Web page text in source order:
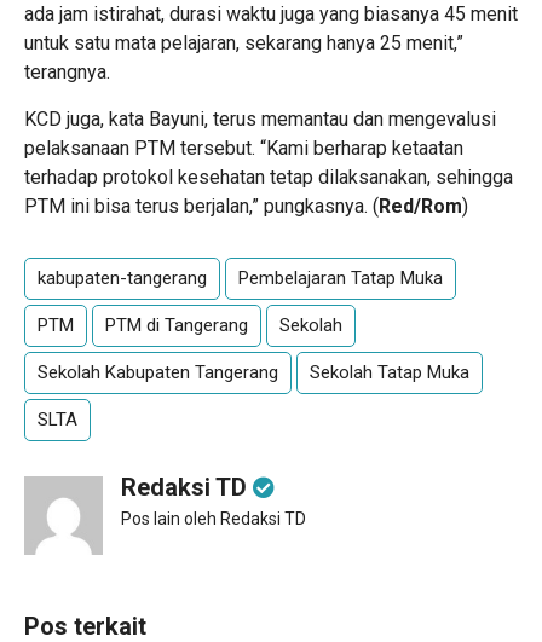
ada jam istirahat, durasi waktu juga yang biasanya 45 menit
untuk satu mata pelajaran, sekarang hanya 25 menit,”
terangnya.
KCD juga, kata Bayuni, terus memantau dan mengevalusi
pelaksanaan PTM tersebut. “Kami berharap ketaatan
terhadap protokol kesehatan tetap dilaksanakan, sehingga
PTM ini bisa terus berjalan,” pungkasnya. (Red/Rom)
kabupaten-tangerang Pembelajaran Tatap Muka
PTM PTM di Tangerang Sekolah
Sekolah Kabupaten Tangerang Sekolah Tatap Muka
SLTA
Redaksi TD
Pos lain oleh Redaksi TD
Pos terkait